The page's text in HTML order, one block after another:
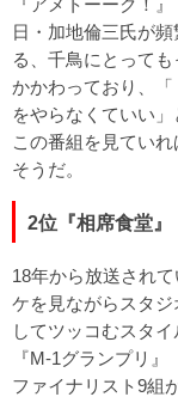
日・加地倫三氏が
る、千鳥にとって
かかわっており、
をやらなくていい
この番組を見てい
そうだ。
2位『相席食堂
18年から放送され
ケを見ながらスタ
してツッコむスタ
『M-1グランプリ
ファイナリスト9組